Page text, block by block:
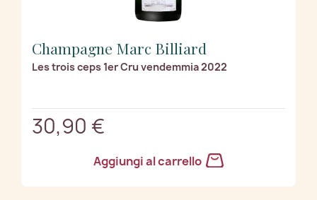
Champagne Marc Billiard
Les trois ceps 1er Cru vendemmia 2022
30,90 €
Aggiungi al carrello